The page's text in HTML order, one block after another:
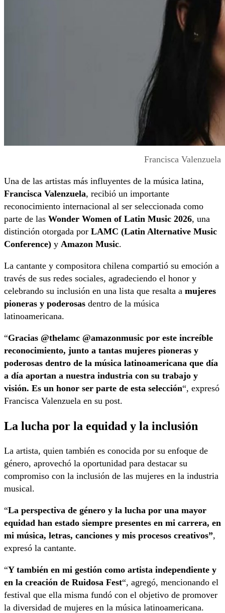
Francisca Valenzuela
Una de las artistas más influyentes de la música latina,
Francisca Valenzuela, recibió un importante
reconocimiento internacional al ser seleccionada como
parte de las Wonder Women of Latin Music 2026, una
distinción otorgada por LAMC (Latin Alternative Music
Conference) y Amazon Music.
La cantante y compositora chilena compartió su emoción a
través de sus redes sociales, agradeciendo el honor y
celebrando su inclusión en una lista que resalta a mujeres
pioneras y poderosas dentro de la música
latinoamericana.
“Gracias @thelamc @amazonmusic por este increíble
reconocimiento, junto a tantas mujeres pioneras y
poderosas dentro de la música latinoamericana que día
a día aportan a nuestra industria con su trabajo y
visión. Es un honor ser parte de esta selección“, expresó
Francisca Valenzuela en su post.
La lucha por la equidad y la inclusión
La artista, quien también es conocida por su enfoque de
género, aprovechó la oportunidad para destacar su
compromiso con la inclusión de las mujeres en la industria
musical.
“La perspectiva de género y la lucha por una mayor
equidad han estado siempre presentes en mi carrera, en
mi música, letras, canciones y mis procesos creativos”,
expresó la cantante.
“Y también en mi gestión como artista independiente y
en la creación de Ruidosa Fest“, agregó, mencionando el
festival que ella misma fundó con el objetivo de promover
la diversidad de mujeres en la música latinoamericana.